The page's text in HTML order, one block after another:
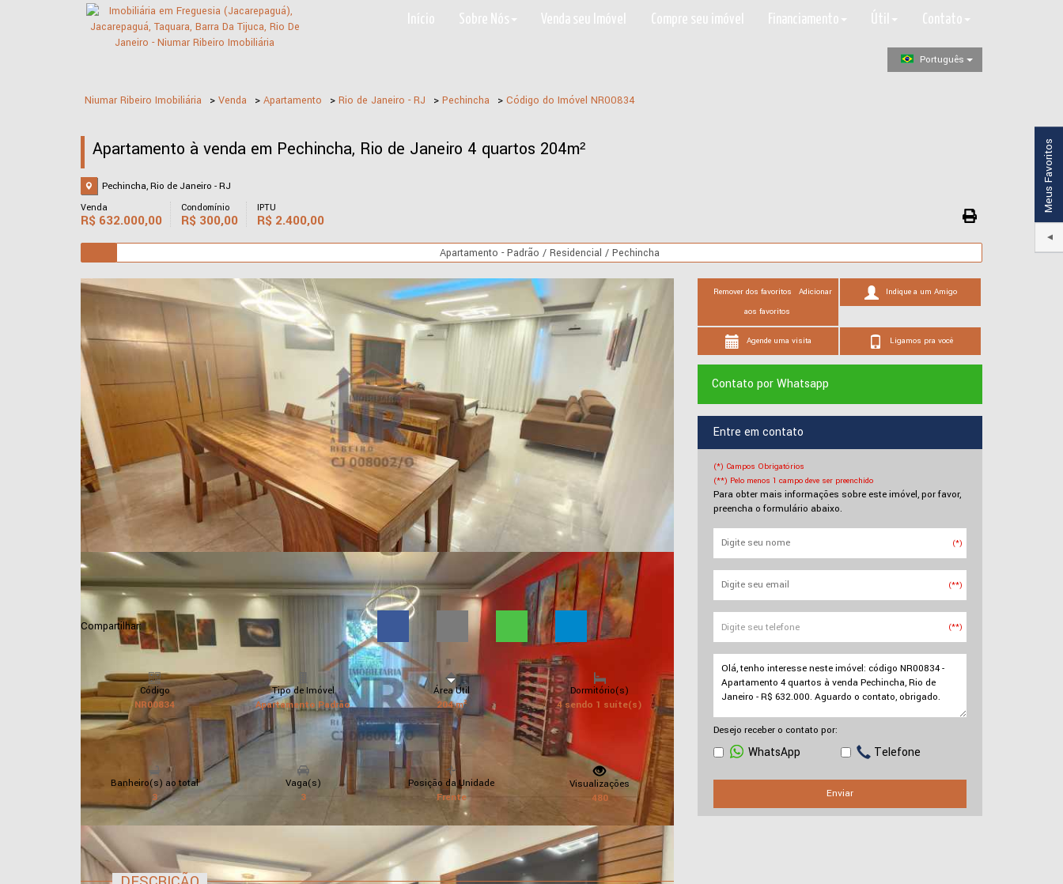
Início Sobre Nós Venda seu Imóvel Compre seu imóvel Financiamento Útil Contato
Português
Niumar Ribeiro Imobiliária > Venda > Apartamento > Rio de Janeiro - RJ > Pechincha > Código do Imóvel NR00834
Apartamento à venda em Pechincha, Rio de Janeiro 4 quartos 204m²
Pechincha, Rio de Janeiro - RJ
Venda
R$ 632.000,00
Condomínio
R$ 300,00
IPTU
R$ 2.400,00
Apartamento - Padrão / Residencial / Pechincha
Compartilhar:
Código
NR00834
Tipo de Imóvel
Apartamento Padrão
Área Útil
204 m²
Dormitório(s)
4 sendo 1 suíte(s)
Banheiro(s) ao total
3
Vaga(s)
3
Posição da Unidade
Frente
Visualizações
480
Remover dos favoritos
Adicionar
aos favoritos
Indique a um Amigo
Agende uma visita Ligamos pra você
Contato por Whatsapp
Entre em contato
(*) Campos Obrigatórios
(**) Pelo menos 1 campo deve ser preenchido
Para obter mais informações sobre este imóvel, por favor,
preencha o formulário abaixo.
(*)
(**)
(**)
Desejo receber o contato por:
WhatsApp Telefone
Enviar
Meus Favoritos